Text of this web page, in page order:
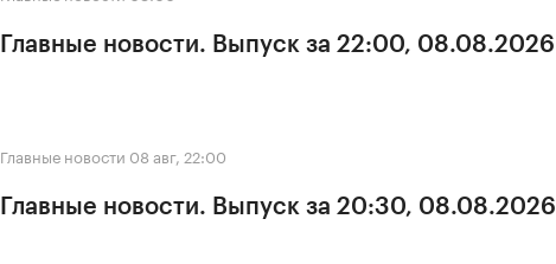
Главные новости. Выпуск за 22:00, 08.08.2026
Главные новости 08 авг, 22:00
Главные новости. Выпуск за 20:30, 08.08.2026